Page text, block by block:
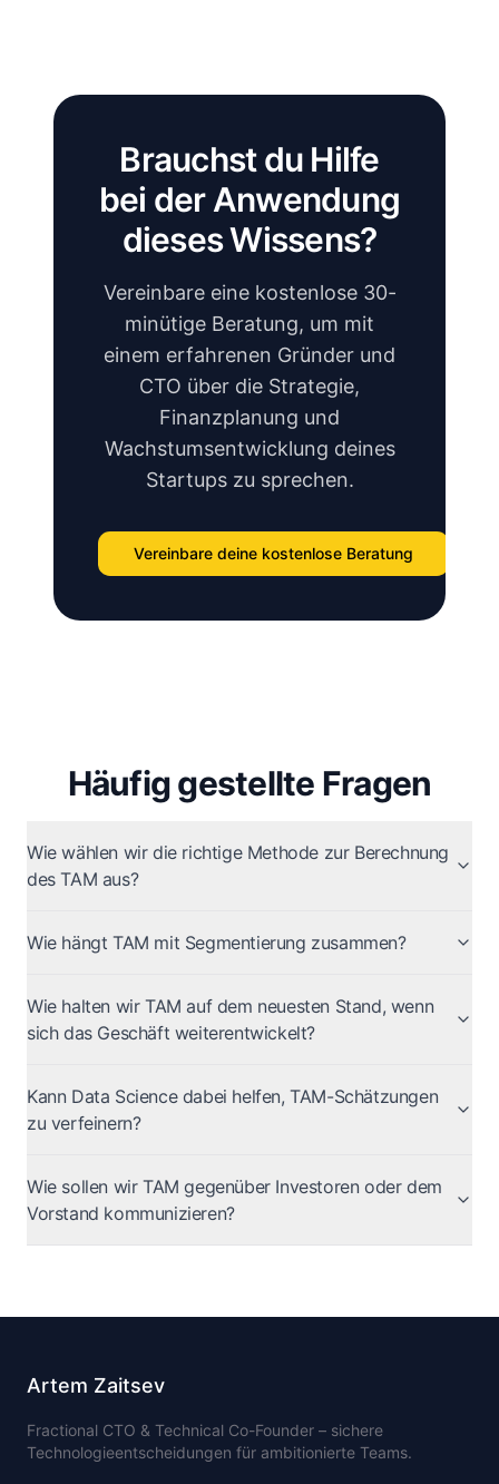
Brauchst du Hilfe
bei der Anwendung
dieses Wissens?
Vereinbare eine kostenlose 30-
minütige Beratung, um mit
einem erfahrenen Gründer und
CTO über die Strategie,
Finanzplanung und
Wachstumsentwicklung deines
Startups zu sprechen.
Vereinbare deine kostenlose Beratung
Häufig gestellte Fragen
Wie wählen wir die richtige Methode zur Berechnung
des TAM aus?
Wie hängt TAM mit Segmentierung zusammen?
Wie halten wir TAM auf dem neuesten Stand, wenn
sich das Geschäft weiterentwickelt?
Kann Data Science dabei helfen, TAM-Schätzungen
zu verfeinern?
Wie sollen wir TAM gegenüber Investoren oder dem
Vorstand kommunizieren?
Artem Zaitsev
Fractional CTO & Technical Co-Founder – sichere
Technologieentscheidungen für ambitionierte Teams.